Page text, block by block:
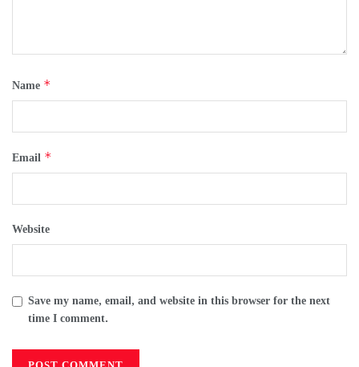
Name *
Email *
Website
Save my name, email, and website in this browser for the next
time I comment.